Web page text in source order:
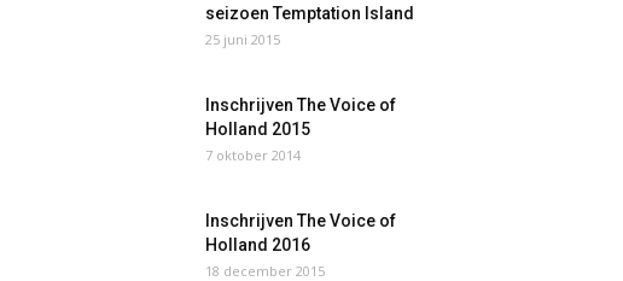
seizoen Temptation Island
25 juni 2015
Inschrijven The Voice of
Holland 2015
7 oktober 2014
Inschrijven The Voice of
Holland 2016
18 december 2015